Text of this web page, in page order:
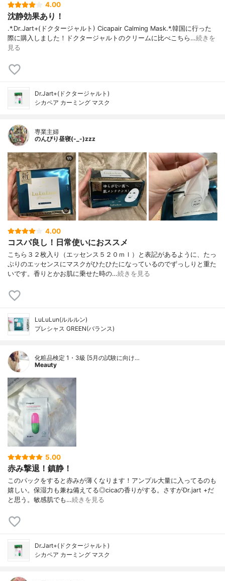
4.00
沈静効果あり！
.*.Dr.Jart+(ドクタージャルト) Cicapair Calming Mask.*.韓国に行った
際に購入しました！ドクタージャルトのクリームに比べこちら…続きを
見る
Dr.Jart+(ドクタージャルト)
シカペア カーミング マスク
専業主婦
のんびり昼寝(-_-)zzz
4.00
コスパ良し！日常使いにおススメ
こちら３２枚入り（エッセンス５２０ｍｌ）と表記があるように、たっ
ぷりのエッセンスにマスクがひたひたになっているのでずっしりと重た
いです。香りとかお肌に乗せた時の…続きを見る
LuLuLun(ルルルン)
プレシャス GREEN(バランス)
化粧品検定 1・3級 [5月の試験に向け…
Meauty
5.00
赤み撃退！鎮静！
このパックをすると赤みが薄くなります！アンプル大量に入ってるのも
嬉しい。保湿力も兼ね備えてる◎cicaの香りがする。さすがDr.jart +だ
と思う。敏感肌でも…続きを見る
Dr.Jart+(ドクタージャルト)
シカペア カーミング マスク